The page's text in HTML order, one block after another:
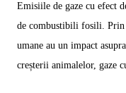
Emisiile de gaze cu efect
de combustibili fosili.
umane au un impact
creșterii animalelor, gaze